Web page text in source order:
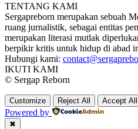
TENTANG KAMI
Sergapreborn merupakan sebuah
ruang jurnalistik, sebagai entitas
merupakan literasi mutlak
berpikir kritis untuk hidup di abad
Hubungi kami:
IKUTI KAMI
© Sergap Reborn
Customize Reject All Accept All
Powered by
✖